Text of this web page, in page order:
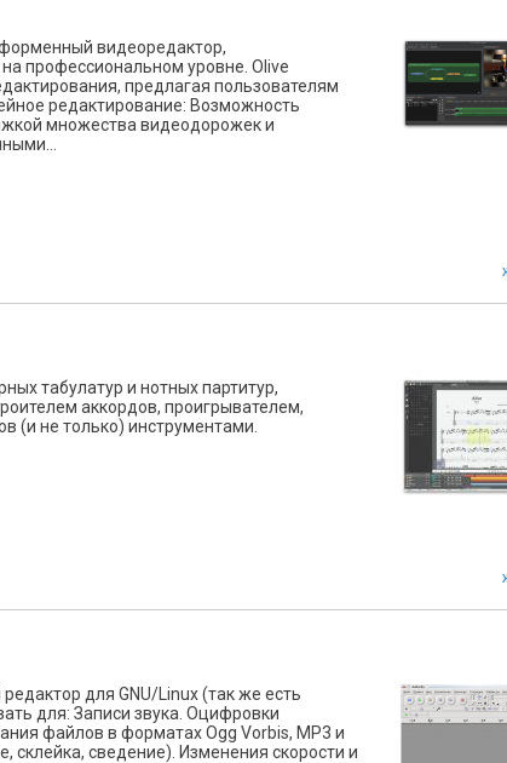
видеоредактор,
профессиональном уровне. Olive
предлагая пользователям
редактирование: Возможность
множества видеодорожек и
табулатур и нотных партитур,
аккордов, проигрывателем,
(и не только) инструментами.
для GNU/Linux (так же есть
для: Записи звука. Оцифровки
файлов в форматах Ogg Vorbis, MP3 и
склейка, сведение). Изменения скорости и